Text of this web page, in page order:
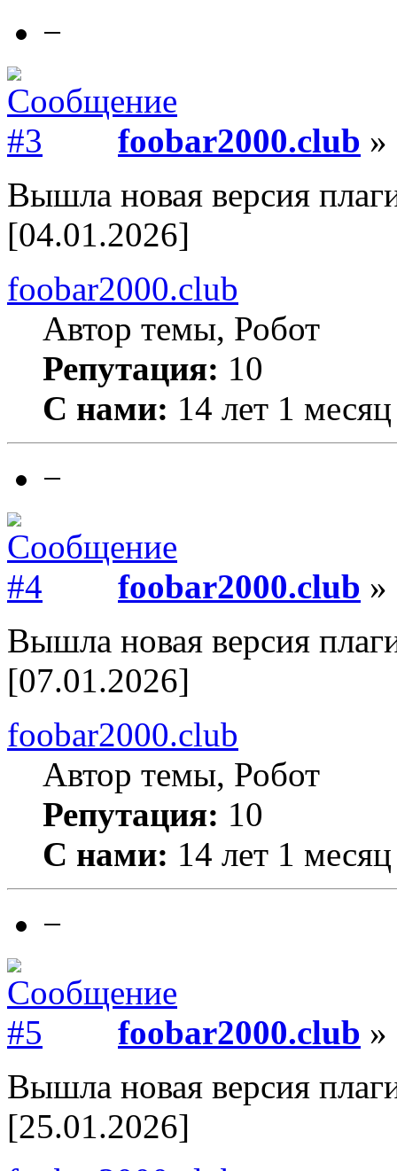
−
foobar2000.club »
Вышла новая версия
[04.01.2026]
foobar2000.club
Автор темы, Робот
Репутация: 10
С нами: 14 лет 1 месяц
−
foobar2000.club »
Вышла новая версия
[07.01.2026]
foobar2000.club
Автор темы, Робот
Репутация: 10
С нами: 14 лет 1 месяц
−
foobar2000.club »
Вышла новая версия
[25.01.2026]